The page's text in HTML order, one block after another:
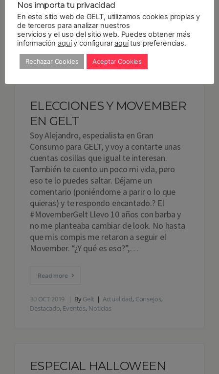
Read more
13NOV 2019 ByGelt Actualidad,Ahorro,
Destacado,Eventos,Ganar dinero,Noticias
ELECCIONES Y MOVEMBER
EN GELT
Soy Alejandro, especialista en Gran
Consumo para GELT, y voy a contarte unas
cuentas cosillas que igual te interesan.
También te cuento un poco mi vida, pero
eso te lo puedes saltar. Déjame un
comentario (poniéndome a parir o lo que
quieras) y te respondo encantado.? El
#MovemberGelt Llevo 10 años con barba y
no me planteaba cambiar de look. No hasta
que mis compis me retaron a seguir el
Movember. “¿Y qué es eso?”,…
Read more
30 OCT 2019 ByGelt Actualidad, Consejos,
Destacado, Eventos, Noticias
ESPECIAL HALLOWEEN
Nos importa tu privacidad
En este sitio web de GELT, utilizamos cookies propias y
de terceros para analizar nuestros
servicios y el uso del sitio web. Puedes obtener más
informaciónaquíy configuraraquítus preferencias.
Rechazar Cookies Aceptar Cookies